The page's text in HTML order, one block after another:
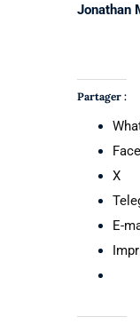
Jonathan
Partager :
X
E-